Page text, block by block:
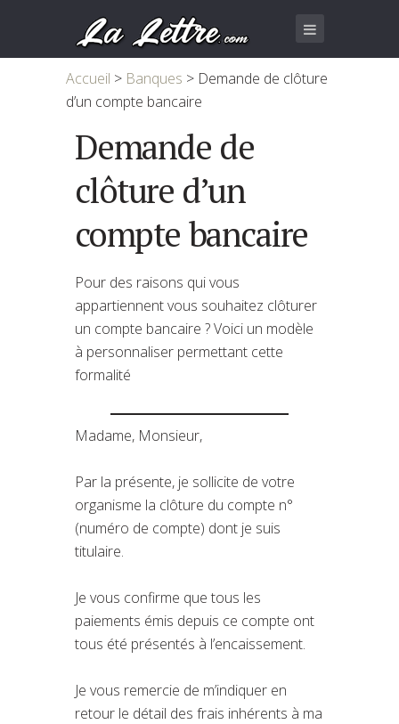
Accueil > Banques > Demande de clôture
d’un compte bancaire
Demande de
clôture d’un
compte bancaire
Pour des raisons qui vous
appartiennent vous souhaitez clôturer
un compte bancaire ? Voici un modèle
à personnaliser permettant cette
formalité
Madame, Monsieur,
Par la présente, je sollicite de votre
organisme la clôture du compte n°
(numéro de compte) dont je suis
titulaire.
Je vous confirme que tous les
paiements émis depuis ce compte ont
tous été présentés à l’encaissement.
Je vous remercie de m’indiquer en
retour le détail des frais inhérents à ma